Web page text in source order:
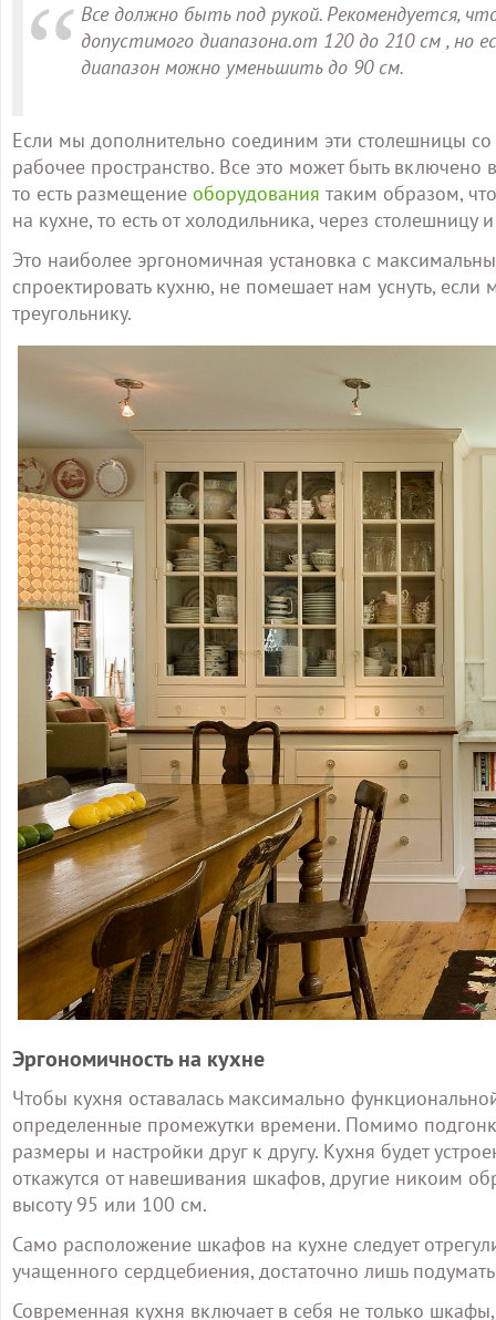
Все должно быть под рукой. Рекомендуется,
допустимого диапазона.от 120 до 210 см , но
диапазон можно уменьшить до 90 см.
Если мы дополнительно соединим эти столешницы
рабочее пространство. Все это может быть
то есть размещение оборудования таким образом,
на кухне, то есть от холодильника, через столешницу
Это наиболее эргономичная установка с
спроектировать кухню, не помешает нам уснуть,
треугольнику.
Эргономичность на кухне
Чтобы кухня оставалась максимально
определенные промежутки времени. Помимо
размеры и настройки друг к другу. Кухня будет
откажутся от навешивания шкафов, другие никоим
высоту 95 или 100 см.
Само расположение шкафов на кухне следует
учащенного сердцебиения, достаточно лишь
Современная кухня включает в себя не только